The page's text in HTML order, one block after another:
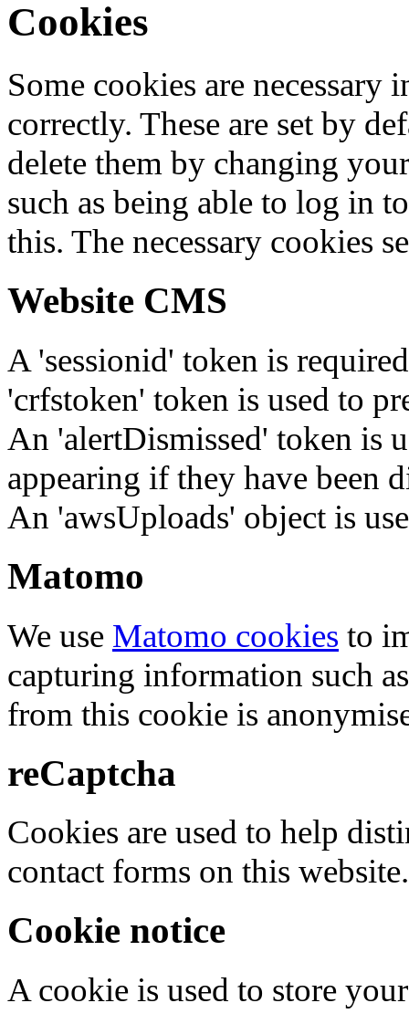
Cookies
Some cookies are
correctly. These are set by
delete them by changing
such as being able to log in
this. The necessary cookies
Website CMS
A 'sessionid' token is
'crfstoken' token is used to
An 'alertDismissed' token is
appearing if they have been
An 'awsUploads' object is
Matomo
We use Matomo cookies to
capturing information such
from this cookie is
reCaptcha
Cookies are used to help
contact forms on this website.
Cookie notice
A cookie is used to store